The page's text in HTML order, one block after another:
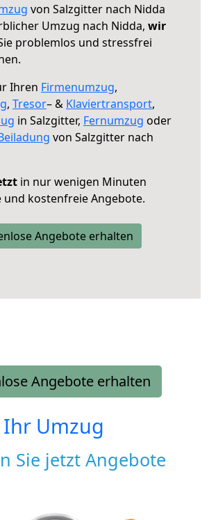
von Salzgitter nach Nidda
Umzug nach Nidda, wir
problemlos und stressfrei
Ihren Firmenumzug,
, Tresor– & Klaviertransport,
in Salzgitter, Fernumzug oder
von Salzgitter nach
in nur wenigen Minuten
kostenfreie Angebote.
Angebote erhalten
Angebote erhalten
Ihr Umzug
Sie jetzt Angebote